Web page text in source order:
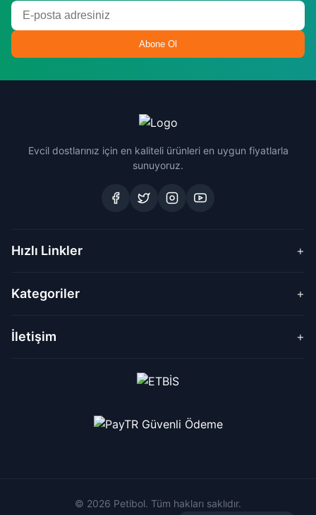
Abone Ol
Evcil dostlarınız için en kaliteli ürünleri en uygun fiyatlarla
sunuyoruz.
Hızlı Linkler +
Kategoriler +
İletişim +
© 2026 Petibol. Tüm hakları saklıdır.